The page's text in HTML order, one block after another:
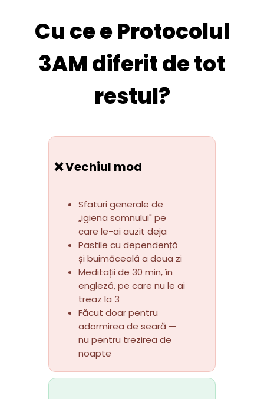
Cu ce e Protocolul
3AM diferit de tot
restul?
❌ Vechiul mod
Sfaturi generale de
„igiena somnului" pe
care le-ai auzit deja
Pastile cu dependență
și buimăceală a doua zi
Meditații de 30 min, în
engleză, pe care nu le ai
treaz la 3
Făcut doar pentru
adormirea de seară —
nu pentru trezirea de
noapte